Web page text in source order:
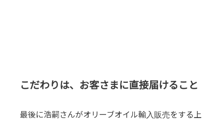
こだわりは、お客さまに直接届けること
最後に浩嗣さんがオリーブオイル輸入販売をする上